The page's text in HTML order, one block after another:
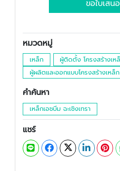
ขอใบเสน
หมวดหมู่
เหล็ก
ผู้ติดตั้ง โครงสร้างเห
ผู้ผลิตและออกแบบโครงสร้างเหล็ก
คำค้นหา
เหล็กเอชบีม ฉะเชิงเทรา
แชร์